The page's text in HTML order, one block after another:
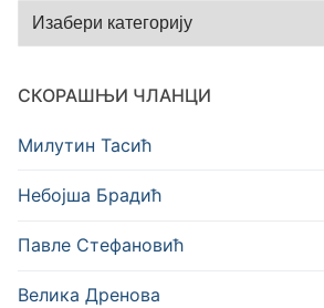
Категорије
СКОРАШЊИ ЧЛАНЦИ
Милутин Тасић
Небојша Брадић
Павле Стефановић
Велика Дренова